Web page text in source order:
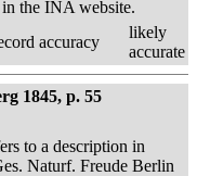
the INA website.
accuracy
likely
accurate
1845, p. 55
to a description in
Naturf. Freude Berlin